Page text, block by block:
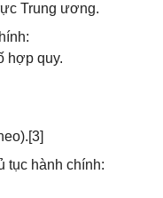
Trung ương.
hợp quy.
tục hành chính: